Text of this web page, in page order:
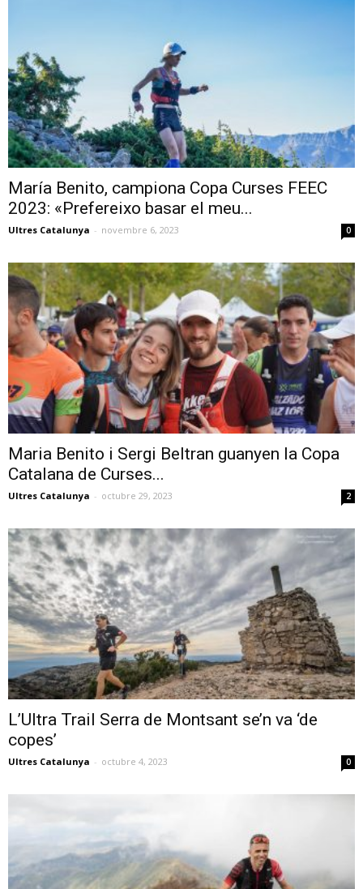
María Benito, campiona Copa Curses FEEC
2023: «Prefereixo basar el meu...
Ultres Catalunya - novembre 6, 2023 0
Maria Benito i Sergi Beltran guanyen la Copa
Catalana de Curses...
Ultres Catalunya - octubre 29, 2023 2
L’Ultra Trail Serra de Montsant se’n va ‘de
copes’
Ultres Catalunya - octubre 4, 2023 0